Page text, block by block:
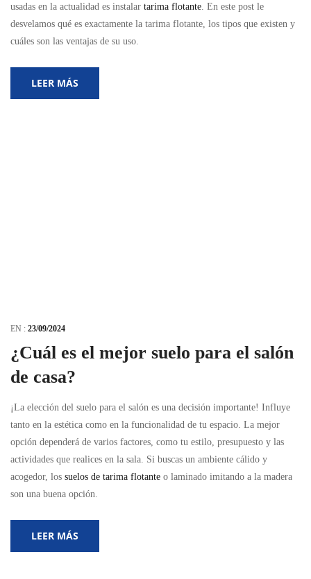
usadas en la actualidad es instalar tarima flotante . En este post le
desvelamos qué es exactamente la tarima flotante, los tipos que existen y
cuáles son las ventajas de su uso.
LEER MÁS
EN : 23/09/2024
¿Cuál es el mejor suelo para el salón
de casa?
¡La elección del suelo para el salón es una decisión importante! Influye
tanto en la estética como en la funcionalidad de tu espacio. La mejor
opción dependerá de varios factores, como tu estilo, presupuesto y las
actividades que realices en la sala. Si buscas un ambiente cálido y
acogedor, los suelos de tarima flotante o laminado imitando a la madera
son una buena opción.
LEER MÁS